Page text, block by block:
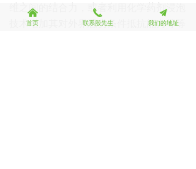
维之间的结合力，或者利用化学药剂浸泡
技术增加其对外界恶劣条件抵抗能力等等
낀
首页
끅
联系殷先生
끔
我们的地址